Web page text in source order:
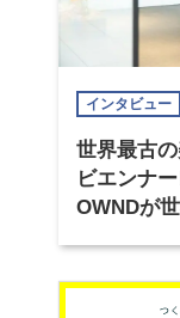
インタビュー
世界最古
ビエンナ
OWNDが